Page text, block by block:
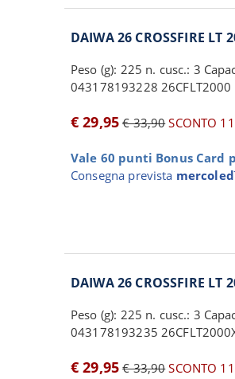
DAIWA 26 CROSSFIRE LT
Peso (g): 225 n. cusc.: 3
043178193228 26CFLT2000
€ 29,95 € 33,90SCONTO
Vale 60 punti Bonus Card
Consegna prevista
DAIWA 26 CROSSFIRE LT
Peso (g): 225 n. cusc.: 3
043178193235
€ 29,95 € 33,90SCONTO